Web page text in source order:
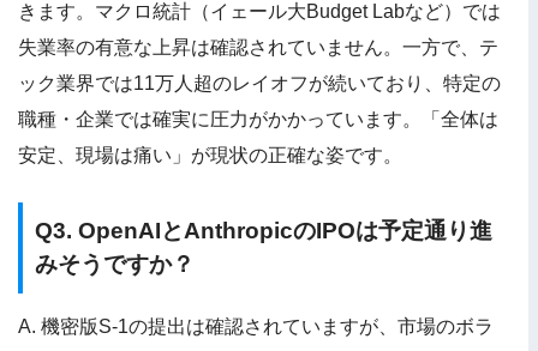
きます。マクロ統計（イェール大Budget Labなど）では
失業率の有意な上昇は確認されていません。一方で、テ
ック業界では11万人超のレイオフが続いており、特定の
職種・企業では確実に圧力がかかっています。「全体は
安定、現場は痛い」が現状の正確な姿です。
Q3. OpenAIとAnthropicのIPOは予定通り進
みそうですか？
A. 機密版S-1の提出は確認されていますが、市場のボラ